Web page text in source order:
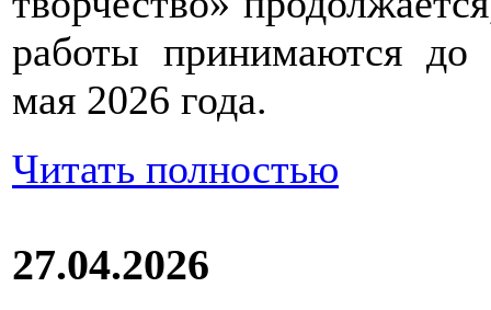
работы принимаются до
мая 2026 года.
Читать полностью
27.04.2026